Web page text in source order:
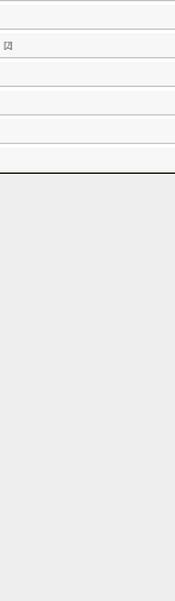
[2]